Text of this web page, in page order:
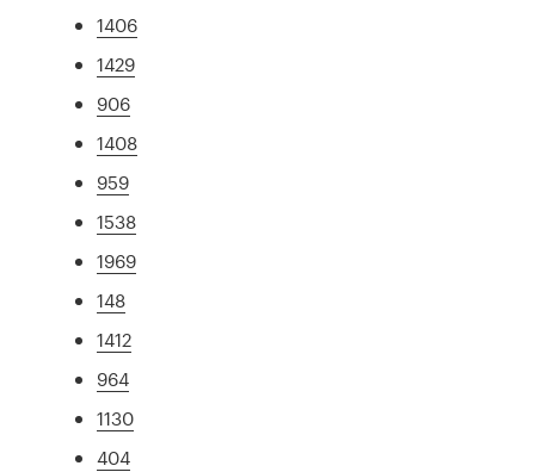
1406
1429
906
1408
959
1538
1969
148
1412
964
1130
404